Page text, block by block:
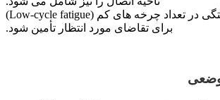
ظرفیت خستگی در تعداد چرخه­ های کم (Low-cycle fatigue)
برای تقاضای مورد انتظار تأمین شود.